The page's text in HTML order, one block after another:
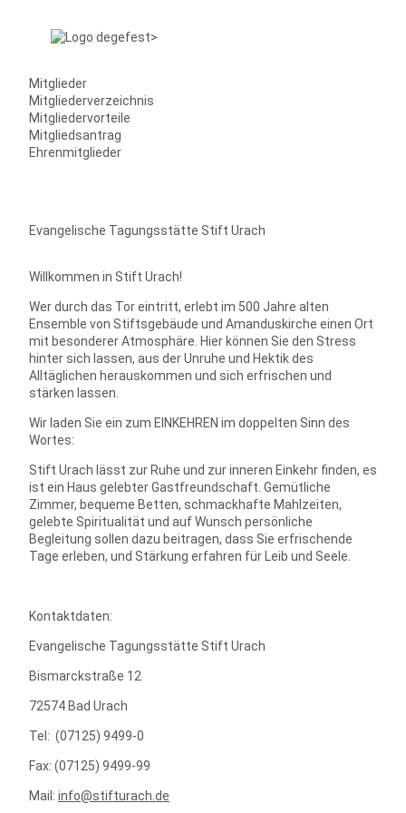
Mitglieder
Mitgliederverzeichnis
Mitgliedervorteile
Mitgliedsantrag
Ehrenmitglieder
Evangelische Tagungsstätte Stift Urach
Willkommen in Stift Urach!
Wer durch das Tor eintritt, erlebt im 500 Jahre alten
Ensemble von Stiftsgebäude und Amanduskirche einen Ort
mit besonderer Atmosphäre. Hier können Sie den Stress
hinter sich lassen, aus der Unruhe und Hektik des
Alltäglichen herauskommen und sich erfrischen und
stärken lassen.
Wir laden Sie ein zum EINKEHREN im doppelten Sinn des
Wortes:
Stift Urach lässt zur Ruhe und zur inneren Einkehr finden, es
ist ein Haus gelebter Gastfreundschaft. Gemütliche
Zimmer, bequeme Betten, schmackhafte Mahlzeiten,
gelebte Spiritualität und auf Wunsch persönliche
Begleitung sollen dazu beitragen, dass Sie erfrischende
Tage erleben, und Stärkung erfahren für Leib und Seele.
Kontaktdaten:
Evangelische Tagungsstätte Stift Urach
Bismarckstraße 12
72574 Bad Urach
Tel: (07125) 9499-0
Fax: (07125) 9499-99
Mail: info@stifturach.de